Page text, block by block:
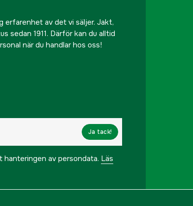
erfarenhet av det vi säljer. Jakt,
sedan 1911. Därför kan du alltid
när du handlar hos oss!
Ja tack!
av persondata. Läs